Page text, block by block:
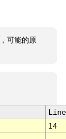
可能的原
Line
14